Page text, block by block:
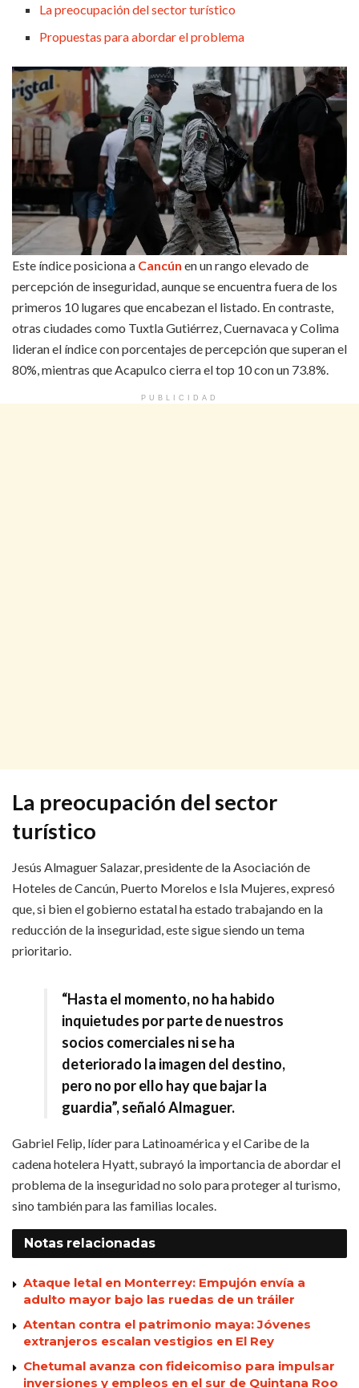
La preocupación del sector turístico
Propuestas para abordar el problema
Este índice posiciona a Cancún en un rango elevado de
percepción de inseguridad, aunque se encuentra fuera de los
primeros 10 lugares que encabezan el listado. En contraste,
otras ciudades como Tuxtla Gutiérrez, Cuernavaca y Colima
lideran el índice con porcentajes de percepción que superan el
80%, mientras que Acapulco cierra el top 10 con un 73.8%.
PUBLICIDAD
La preocupación del sector
turístico
Jesús Almaguer Salazar, presidente de la Asociación de
Hoteles de Cancún, Puerto Morelos e Isla Mujeres, expresó
que, si bien el gobierno estatal ha estado trabajando en la
reducción de la inseguridad, este sigue siendo un tema
prioritario.
“Hasta el momento, no ha habido
inquietudes por parte de nuestros
socios comerciales ni se ha
deteriorado la imagen del destino,
pero no por ello hay que bajar la
guardia”, señaló Almaguer.
Gabriel Felip, líder para Latinoamérica y el Caribe de la
cadena hotelera Hyatt, subrayó la importancia de abordar el
problema de la inseguridad no solo para proteger al turismo,
sino también para las familias locales.
Notas relacionadas
Ataque letal en Monterrey: Empujón envía a
adulto mayor bajo las ruedas de un tráiler
Atentan contra el patrimonio maya: Jóvenes
extranjeros escalan vestigios en El Rey
Chetumal avanza con fideicomiso para impulsar
inversiones y empleos en el sur de Quintana Roo